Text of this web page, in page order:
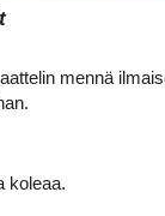
mennä
koleaa.